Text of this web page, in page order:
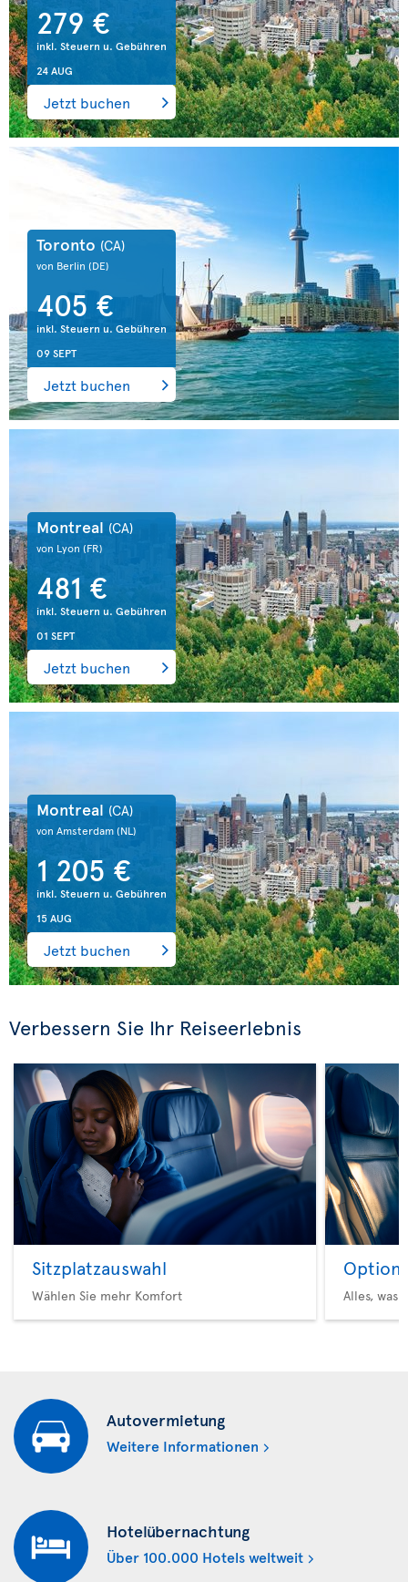
279 €
inkl. Steuern u. Gebühren
24 AUG
Jetzt buchen
Toronto (CA)
von Berlin (DE)
405 €
inkl. Steuern u. Gebühren
09 SEPT
Jetzt buchen
Montreal (CA)
von Lyon (FR)
481 €
inkl. Steuern u. Gebühren
01 SEPT
Jetzt buchen
Montreal (CA)
von Amsterdam(NL)
1 205 €
inkl. Steuern u. Gebühren
15 AUG
Jetzt buchen
Verbessern Sie Ihr Reiseerlebnis
Sitzplatzauswahl
Wählen Sie mehr Komfort
Option
Alles, was
Autovermietung
Weitere Informationen
Hotelübernachtung
Über 100.000 Hotels weltweit